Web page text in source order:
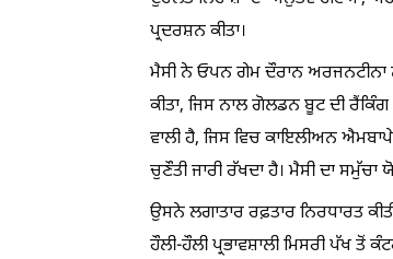
ਪ੍ਰਦਰਸ਼ਨ ਕੀਤਾ।
ਮੈਸੀ ਨੇ ਓਪਨ ਗੇਮ ਦੌਰਾਨ ਅਰਜਨਟੀਨਾ
ਕੀਤਾ, ਜਿਸ ਨਾਲ ਗੋਲਡਨ ਬੂਟ ਦੀ
ਵਾਲੀ ਹੈ, ਜਿਸ ਵਿਚ ਕਾਇਲੀਅਨ
ਚੁਣੌਤੀ ਜਾਰੀ ਰੱਖਦਾ ਹੈ। ਮੈਸੀ ਦਾ
ਉਸਨੇ ਲਗਾਤਾਰ ਰਫ਼ਤਾਰ ਨਿਰਧਾਰਤ
ਹੌਲੀ-ਹੌਲੀ ਪ੍ਰਭਾਵਸ਼ਾਲੀ ਮਿਸਰੀ ਪੱਖ